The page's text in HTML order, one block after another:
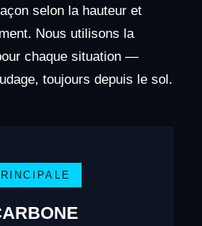
selon la hauteur et
Nous utilisons la
chaque situation —
toujours depuis le sol.